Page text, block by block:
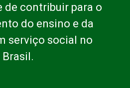
de contribuir para o
do ensino e da
serviço social no
Brasil.